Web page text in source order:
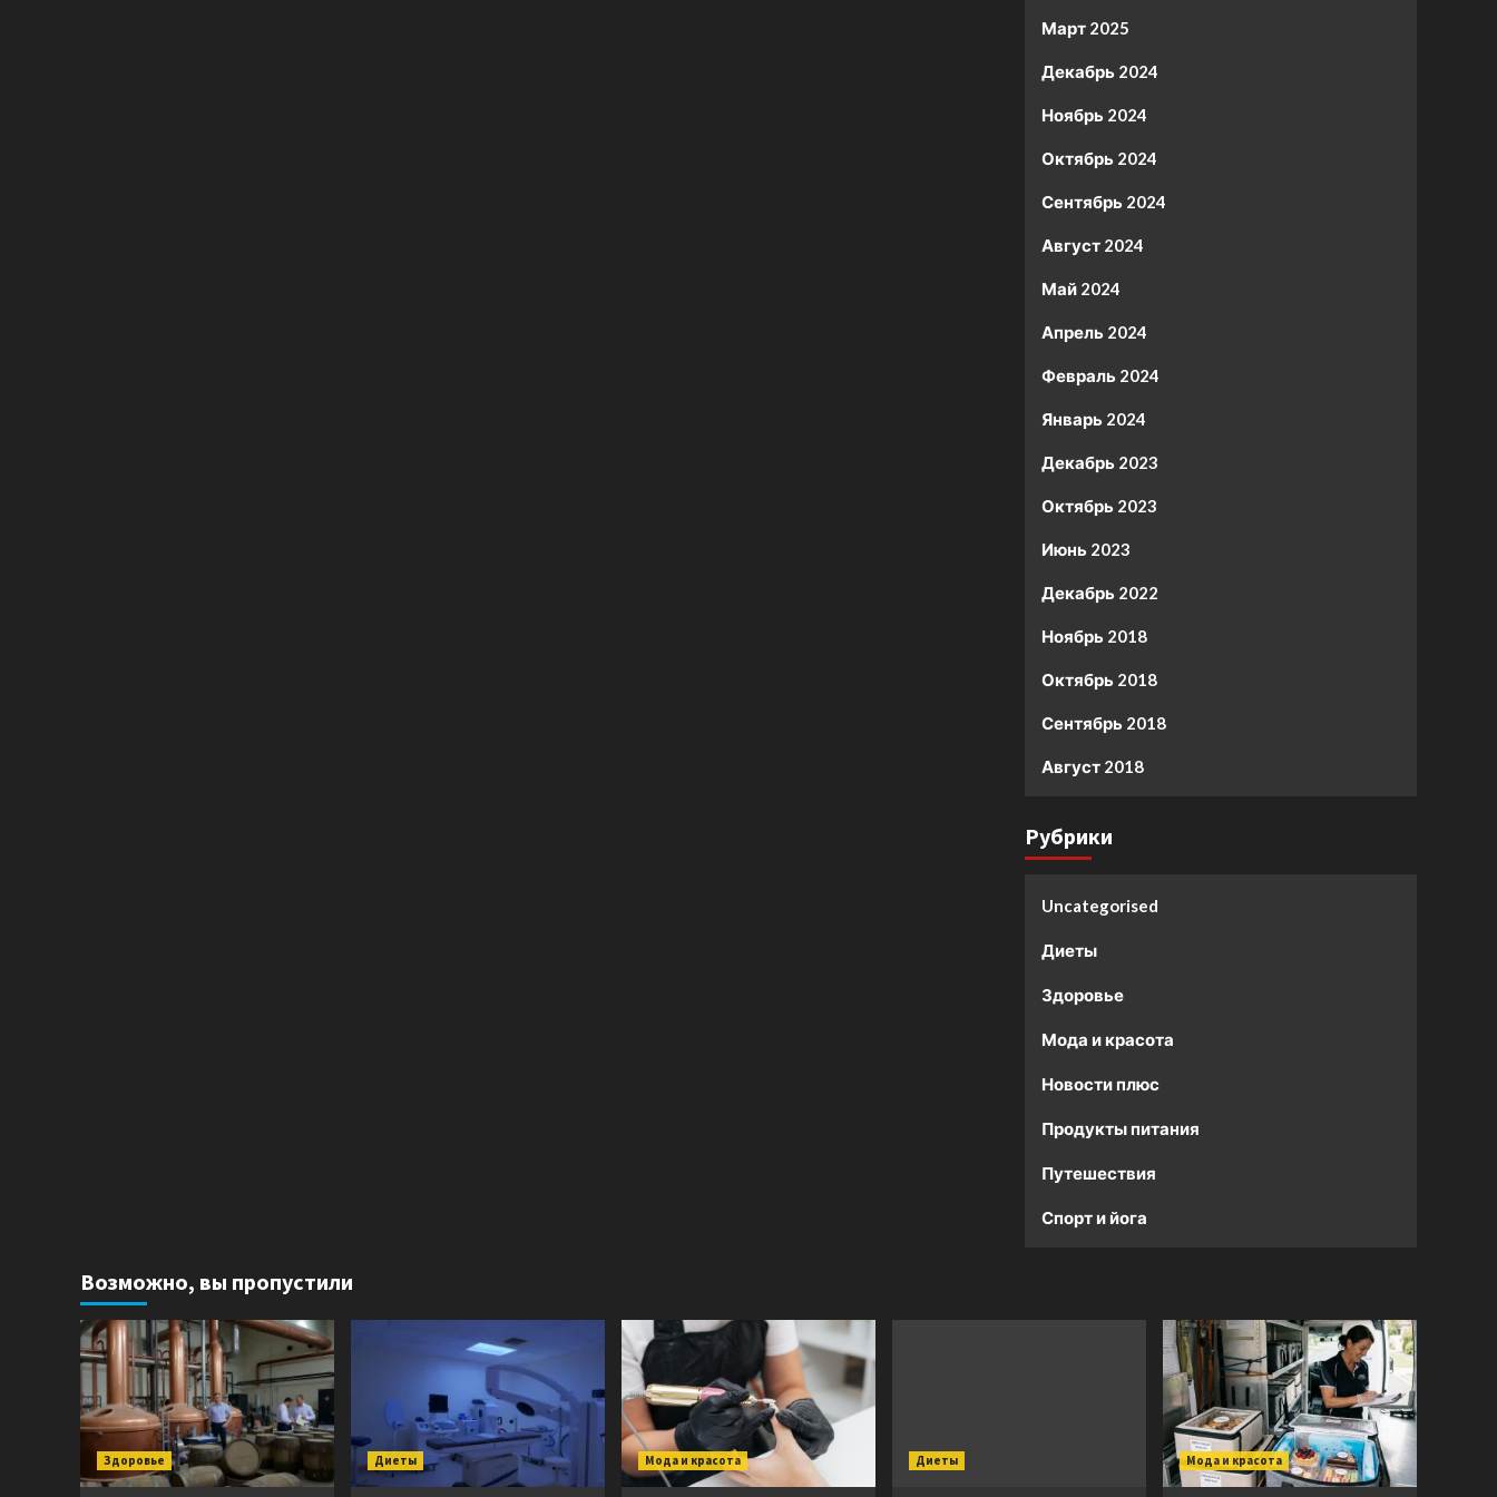
Март 2025
Декабрь 2024
Ноябрь 2024
Октябрь 2024
Сентябрь 2024
Август 2024
Май 2024
Апрель 2024
Февраль 2024
Январь 2024
Декабрь 2023
Октябрь 2023
Июнь 2023
Декабрь 2022
Ноябрь 2018
Октябрь 2018
Сентябрь 2018
Август 2018
Рубрики
Uncategorised
Диеты
Здоровье
Мода и красота
Новости плюс
Продукты питания
Путешествия
Спорт и йога
Возможно, вы пропустили
Здоровье Диеты Мода и красота Диеты Мода и красота